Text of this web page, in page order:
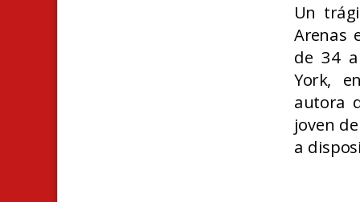
Un
Arenas
de 34
York,
autora
joven
a